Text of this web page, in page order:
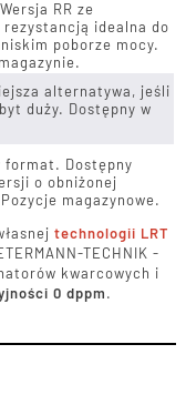
RR ze
rezystancją idealna do
poborze mocy.
alternatywa, jeśli
duży. Dostępny w
format. Dostępny
o obniżonej
magazynowe.
technologii LRT
TECHNIK -
kwarcowych i
0 dppm.